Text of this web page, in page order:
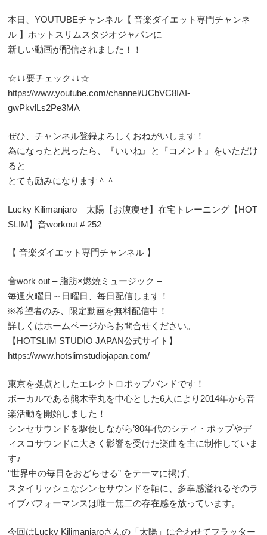
本日、YOUTUBEチャンネル【 音楽ダイエット専門チャンネ
ル 】ホットスリムスタジオジャパンに
新しい動画が配信されました！！
☆↓↓要チェック↓↓☆
https://www.youtube.com/channel/UCbVC8IAI-
gwPkvlLs2Pe3MA
ぜひ、チャンネル登録よろしくおねがいします！
為になったと思ったら、『いいね』と『コメント』をいただけ
ると
とても励みになります＾＾
Lucky Kilimanjaro – 太陽【お腹痩せ】在宅トレーニング【HOT
SLIM】音workout # 252
【 音楽ダイエット専門チャンネル 】
音work out – 脂肪×燃焼ミュージック –
毎週火曜日～日曜日、毎日配信します！
※希望者のみ、限定動画を無料配信中！
詳しくはホームページからお問合せください。
【HOTSLIM STUDIO JAPAN公式サイト】
https://www.hotslimstudiojapan.com/
東京を拠点としたエレクトロポップバンドです！
ボーカルである熊木幸丸を中心とした6人により2014年から音
楽活動を開始しました！
シンセサウンドを駆使しながら’80年代のシティ・ポップやデ
ィスコサウンドに大きく影響を受けた楽曲を主に制作していま
す♪
“世界中の毎日をおどらせる” をテーマに掲げ、
スタイリッシュなシンセサウンドを軸に、多幸感溢れるそのラ
イブパフォーマンスは唯一無二の存在感を放っています。
今回はLucky Kilimanjaroさんの「太陽」に合わせてフラッター